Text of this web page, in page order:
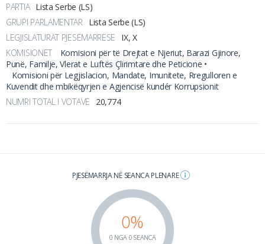
PARTIA Lista Serbe (LS)
GRUPI PARLAMENTAR
Lista Serbe (LS)
LEGJISLATURAT PJESËMARRËSE
IX, X
KOMISIONET
Komisioni për të Drejtat e Njeriut, Barazi Gjinore,
Punë, Familje, Vlerat e Luftës Çlirimtare dhe Peticione •
Komisioni për Legjislacion, Mandate, Imunitete, Rregulloren e
Kuvendit dhe mbikëqyrjen e Agjencisë kundér Korrupsionit
NUMRI TOTAL I VOTAVE
20,774
PJESËMARRJA NË SEANCA PLENARE
0%
0 NGA 0 SEANCA